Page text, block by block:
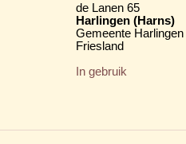
de Lanen 65
Harlingen (Harns)
Gemeente Harlingen
Friesland
In gebruik